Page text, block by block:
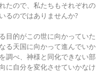
たので、私たちもそれぞれの
るのではありませんか?
目的がこの世に向かっていた
る天国に向かって進んでいか
調べ、神様と同化できない部
に自分を変化させていかなけ